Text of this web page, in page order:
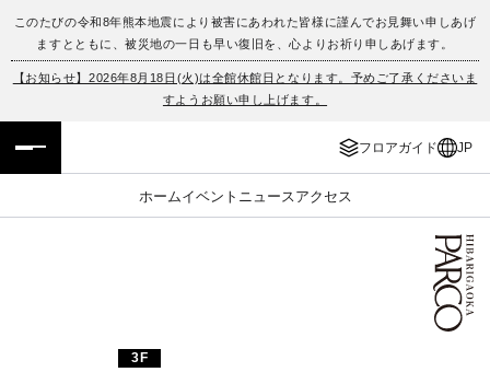
このたびの令和8年熊本地震により被害にあわれた皆様に謹んでお見舞い申しあげ
ますとともに、被災地の一日も早い復旧を、心よりお祈り申しあげます。
【お知らせ】2026年8月18日(火)は全館休館日となります。予めご了承くださいま
すようお願い申し上げます。
フロアガイド JP
ホームイベント ニュース アクセス
フロアガイド
イベント・ポップアップ
ニュース
ENGLISH
簡体字
한국어
3F